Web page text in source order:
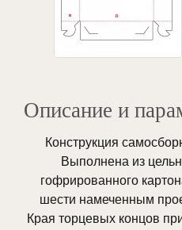
Описание и
Конструкция
Выполнена из
гофрированного
шести намеченным
Края торцевых концов